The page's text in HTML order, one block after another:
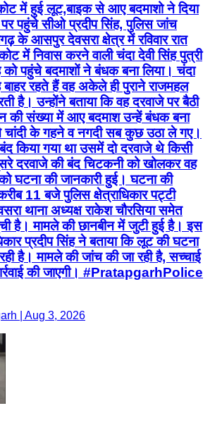
में हुई लूट,बाइक से आए बदमाशो ने दिया
पहुंचे सीओ प्रदीप सिंह, पुलिस जांच
के आसपुर देवसरा क्षेत्र में रविवार रात
में निवास करने वाली चंदा देवी सिंह पुत्री
को पहुंचे बदमाशों ने बंधक बना लिया। चंदा
रहते हैं वह अकेले ही पुराने राजमहल
है। उन्होंने बताया कि वह दरवाजे पर बैठी
की संख्या में आए बदमाश उन्हें बंधक बना
चांदी के गहने व नगदी सब कुछ उठा ले गए।
किया गया था उसमें दो दरवाजे थे किसी
दरवाजे की बंद चिटकनी को खोलकर वह
को घटना की जानकारी हुई। घटना की
11 बजे पुलिस क्षेत्राधिकार पट्टी
थाना अध्यक्ष राकेश चौरसिया समेत
है। मामले की छानबीन में जुटी हुई है। इस
प्रदीप सिंह ने बताया कि लूट की घटना
है। मामले की जांच की जा रही है, सच्चाई
की जाएगी। #PratapgarhPolice
| Aug 3, 2026